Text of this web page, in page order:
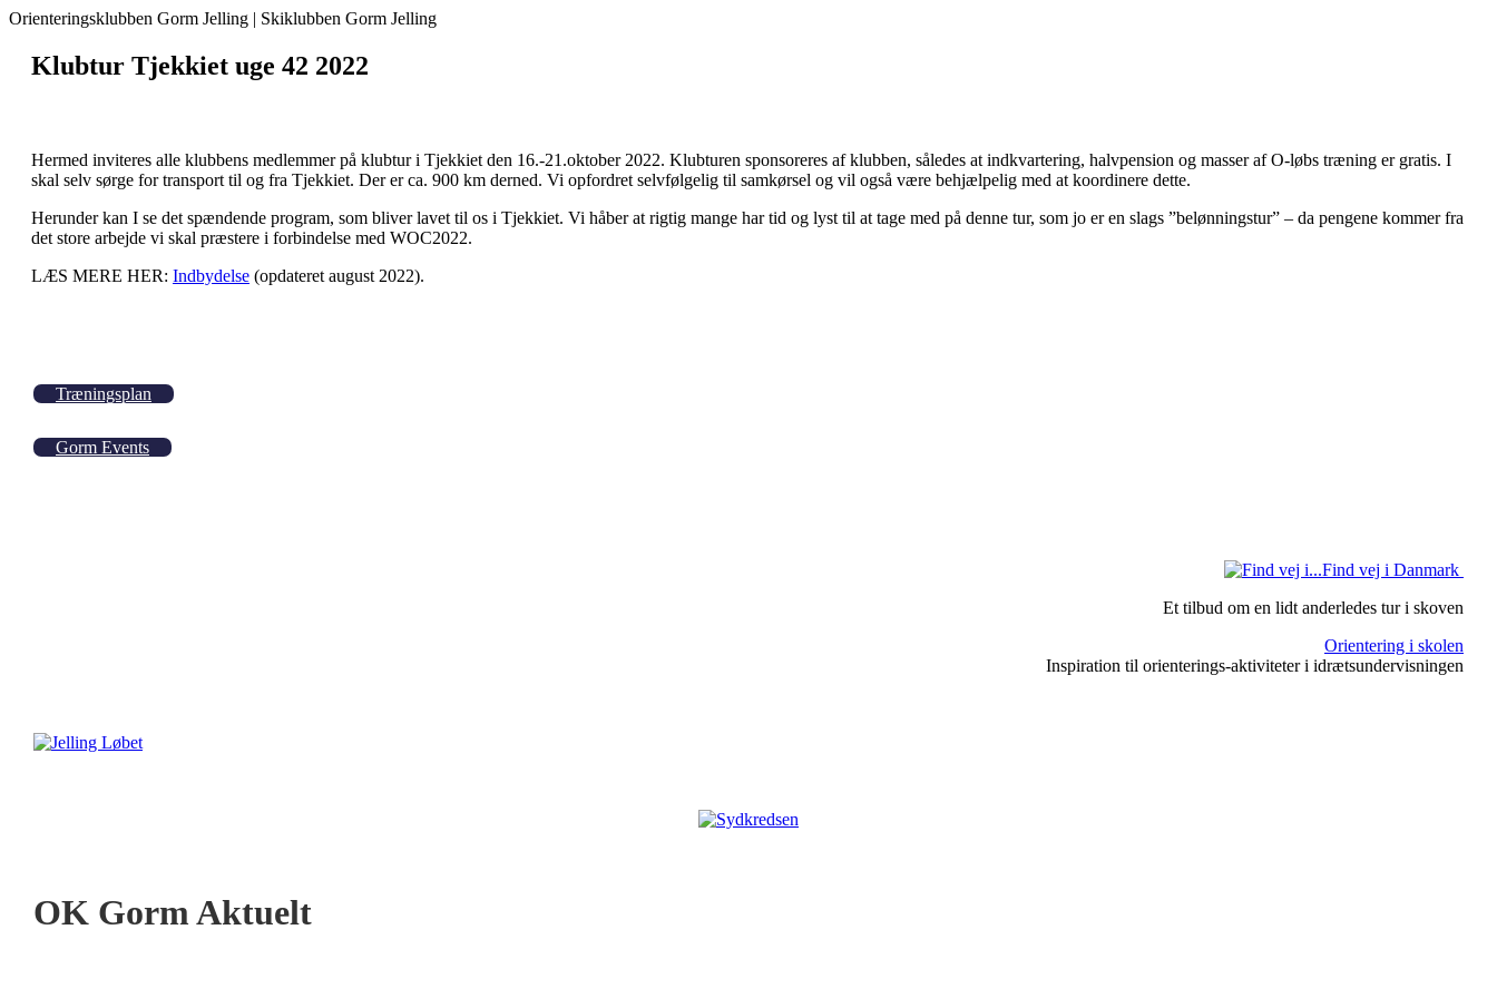
Orienteringsklubben Gorm Jelling | Skiklubben Gorm Jelling
Klubtur Tjekkiet uge 42 2022
Hermed inviteres alle klubbens medlemmer på klubtur i Tjekkiet den 16.-21.oktober 2022. Klubturen sponsoreres af klubben, således at indkvartering, halvpension og masser af O-løbs træning er gratis. I
skal selv sørge for transport til og fra Tjekkiet. Der er ca. 900 km derned. Vi opfordret selvfølgelig til samkørsel og vil også være behjælpelig med at koordinere dette.
Herunder kan I se det spændende program, som bliver lavet til os i Tjekkiet. Vi håber at rigtig mange har tid og lyst til at tage med på denne tur, som jo er en slags ”belønningstur” – da pengene kommer fra
det store arbejde vi skal præstere i forbindelse med WOC2022.
LÆS MERE HER: Indbydelse (opdateret august 2022).
Træningsplan
Gorm Events
Find vej i Danmark
Et tilbud om en lidt anderledes tur i skoven
Orientering i skolen
Inspiration til orienterings-aktiviteter i idrætsundervisningen
OK Gorm Aktuelt